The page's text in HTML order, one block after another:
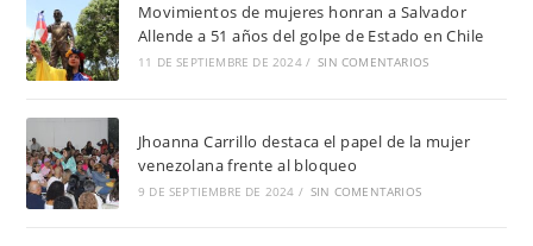
Movimientos de mujeres honran a Salvador
Allende a 51 años del golpe de Estado en Chile
11 DE SEPTIEMBRE DE 2024 / SIN COMENTARIOS
Jhoanna Carrillo destaca el papel de la mujer
venezolana frente al bloqueo
9 DE SEPTIEMBRE DE 2024 / SIN COMENTARIOS